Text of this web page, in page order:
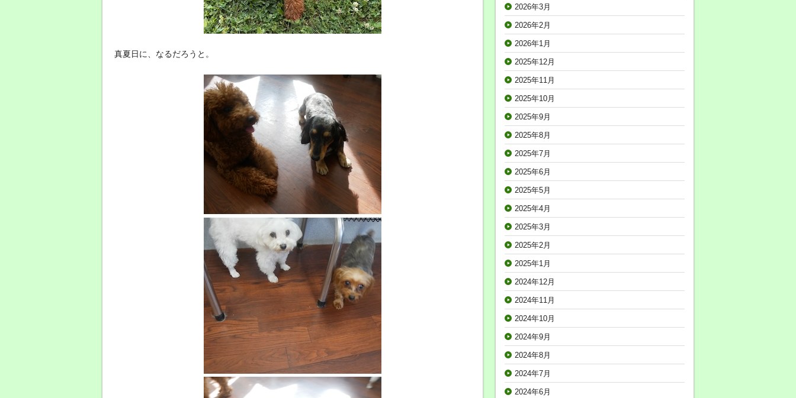
真夏日に、なるだろうと。
2026年3月
2026年2月
2026年1月
2025年12月
2025年11月
2025年10月
2025年9月
2025年8月
2025年7月
2025年6月
2025年5月
2025年4月
2025年3月
2025年2月
2025年1月
2024年12月
2024年11月
2024年10月
2024年9月
2024年8月
2024年7月
2024年6月